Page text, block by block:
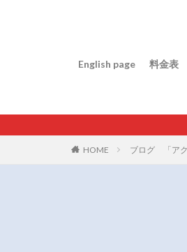
English page 料金表
HOME ブログ 「アク